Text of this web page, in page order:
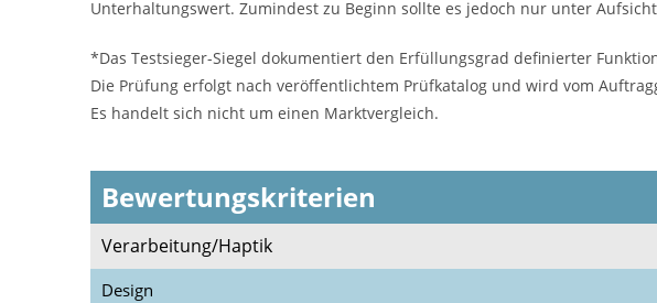
Unterhaltungswert. Zumindest zu Beginn sollte es jedoch nur unter
*Das Testsieger-Siegel dokumentiert den Erfüllungsgrad definierter
Die Prüfung erfolgt nach veröffentlichtem Prüfkatalog und wird vom
Es handelt sich nicht um einen Marktvergleich.
Bewertungskriterien
Verarbeitung/Haptik
Design